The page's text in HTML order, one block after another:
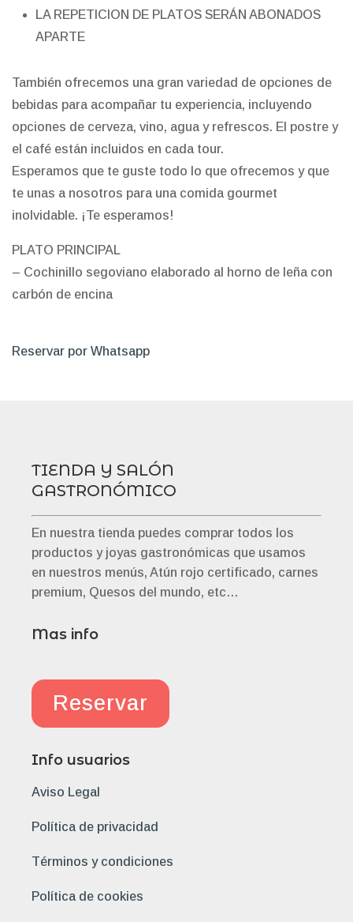
LA REPETICION DE PLATOS SERÁN ABONADOS
APARTE
También ofrecemos una gran variedad de opciones de
bebidas para acompañar tu experiencia, incluyendo
opciones de cerveza, vino, agua y refrescos. El postre y
el café están incluidos en cada tour.
Esperamos que te guste todo lo que ofrecemos y que
te unas a nosotros para una comida gourmet
inolvidable. ¡Te esperamos!
PLATO PRINCIPAL
– Cochinillo segoviano elaborado al horno de leña con
carbón de encina
Reservar por Whatsapp
TIENDA Y SALÓN
GASTRONÓMICO
En nuestra tienda puedes comprar todos los
productos y joyas gastronómicas que usamos
en nuestros menús, Atún rojo certificado, carnes
premium, Quesos del mundo, etc…
Mas info
Reservar
Info usuarios
Aviso Legal
Política de privacidad
Términos y condiciones
Política de cookies